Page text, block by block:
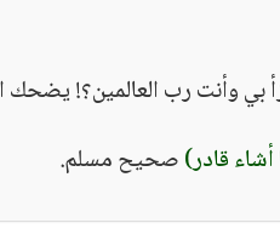
بي وأنت رب العالمين؟!
قادر)صحيح مسلم.